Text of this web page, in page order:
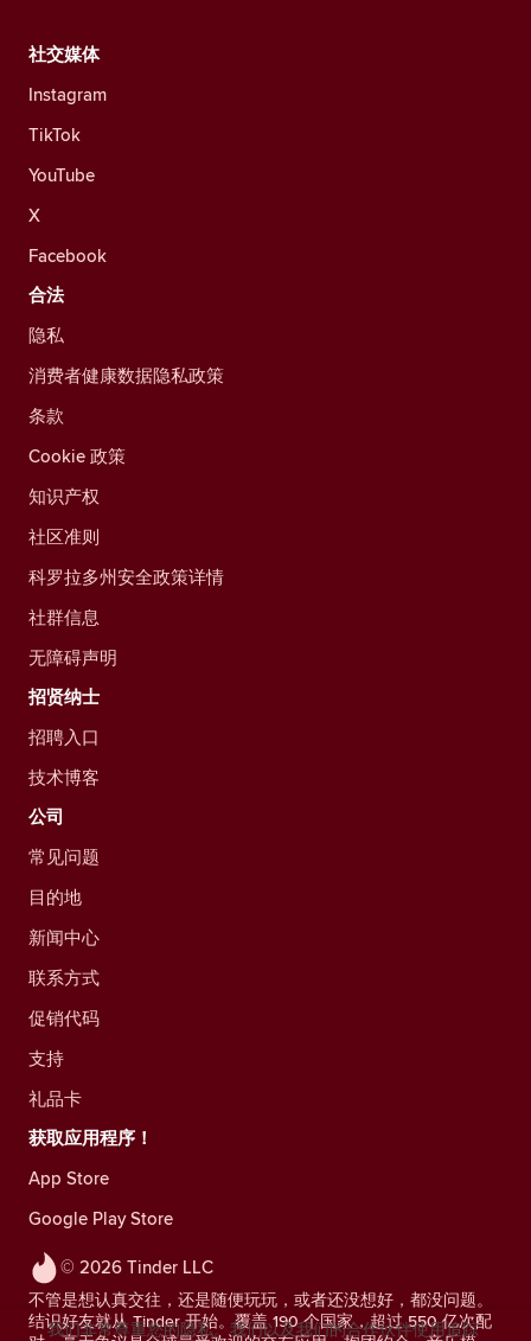
© 2026 Tinder LLC
不管是想认真交往，还是随便玩玩，或者还没想好，都没问题。
结识好友就从 Tinder 开始。覆盖 190 个国家，超过 550 亿次配
社交媒体
Instagram
TikTok
YouTube
X
Facebook
合法
隐私
消费者健康数据隐私政策
条款
Cookie 政策
知识产权
社区准则
科罗拉多州安全政策详情
社群信息
无障碍声明
招贤纳士
招聘入口
技术博客
公司
常见问题
目的地
新闻中心
联系方式
促销代码
支持
礼品卡
获取应用程序！
App Store
Google Play Store
我们非常尊重您的隐私。我们以及我们的合作伙伴使用追踪